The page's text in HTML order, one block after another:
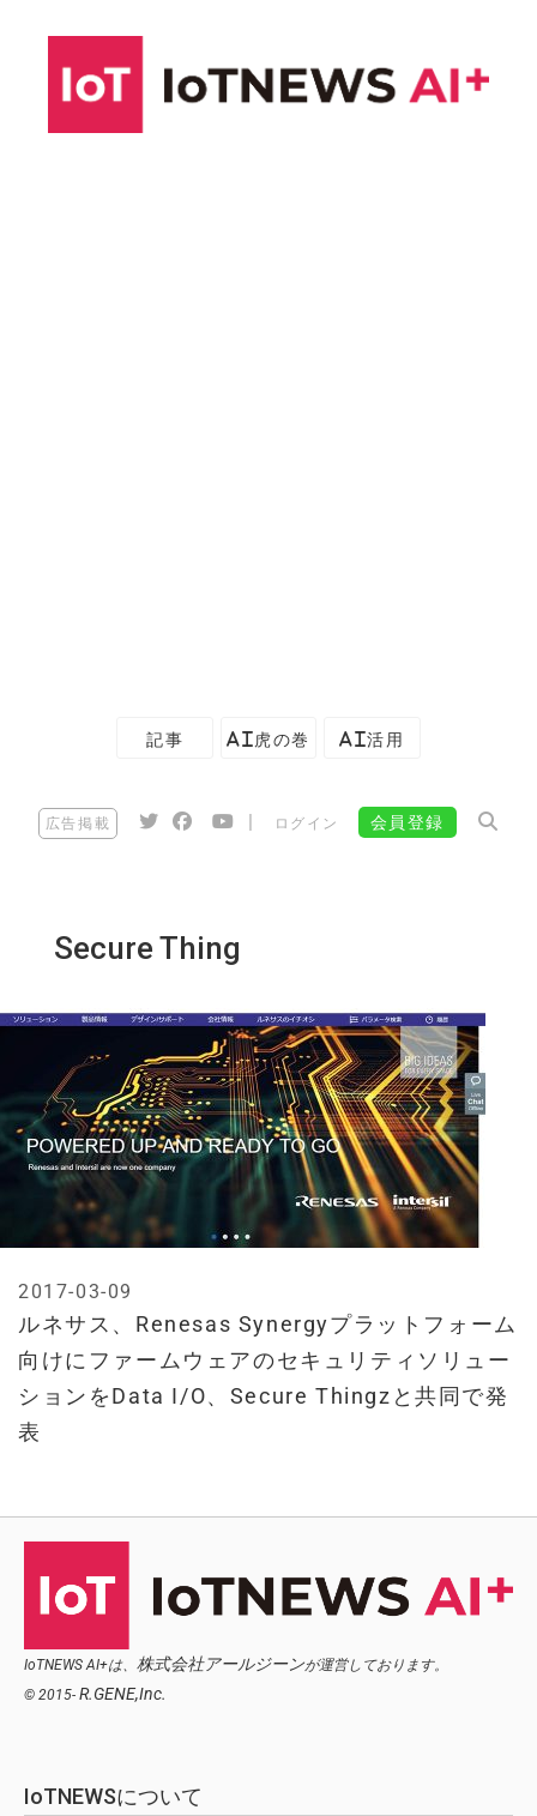
記事 AI虎の巻 AI活用
広告掲載 ログイン 会員登録
Secure Thing
ルネサス、Renesas Synergyプラットフォーム
向けにファームウェアのセキュリティソリュー
ションをData I/O、Secure Thingzと共同で発
表
2017-03-09
IoTNEWS AI+は、 株式会社アールジーンが運営しております。
© 2015- R.GENE,Inc.
IoTNEWSについて